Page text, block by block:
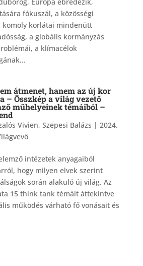
fókuszál, a közösségi
komoly korlátai mindenütt
a globális kormányzás
a klímacélok
átmenet, hanem az új kor
– Összkép a világ vezető
műhelyeinek témáiból –
Vivien, Szepesi Balázs | 2024.
intézetek anyagaiból
hogy milyen elvek szerint
során alakuló új világ. Az
15 think tank témáit áttekintve
működés várható fő vonásait és